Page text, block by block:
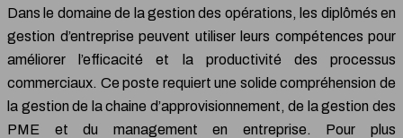
Dans le domaine de la gestion des opérations, les diplômés en
gestion d’entreprise peuvent utiliser leurs compétences pour
améliorer l’efficacité et la productivité des processus
commerciaux. Ce poste requiert une solide compréhension de
la gestion de la chaine d’approvisionnement, de la gestion des
PME et du management en entreprise. Pour plus